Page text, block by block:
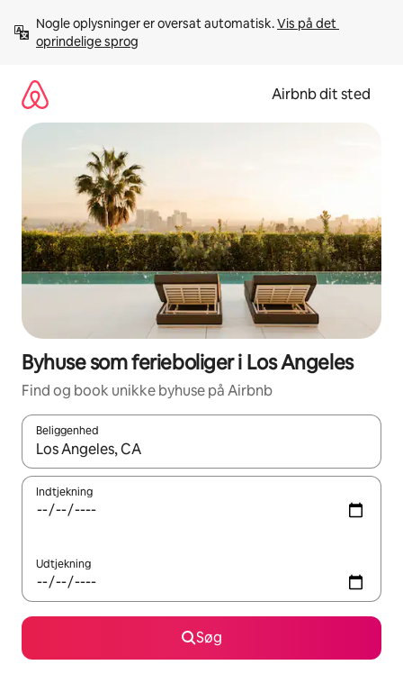
videre
Nogle oplysninger er oversat automatisk. Vis på det
oprindelige sprog
Airbnb dit sted
Byhuse som ferieboliger i Los Angeles
Find og book unikke byhuse på Airbnb
Beliggenhed
Når resultaterne er tilgængelige, skal du navigere med
Indtjekning
Udtjekning
Søg